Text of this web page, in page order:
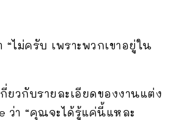
ไม่ครับ เพราะพวกเขาอยู่ใน
กี่ยวกับรายละเอียดของงานแต่ง
ว่า “คุณจะได้รู้แค่นี้แหละ